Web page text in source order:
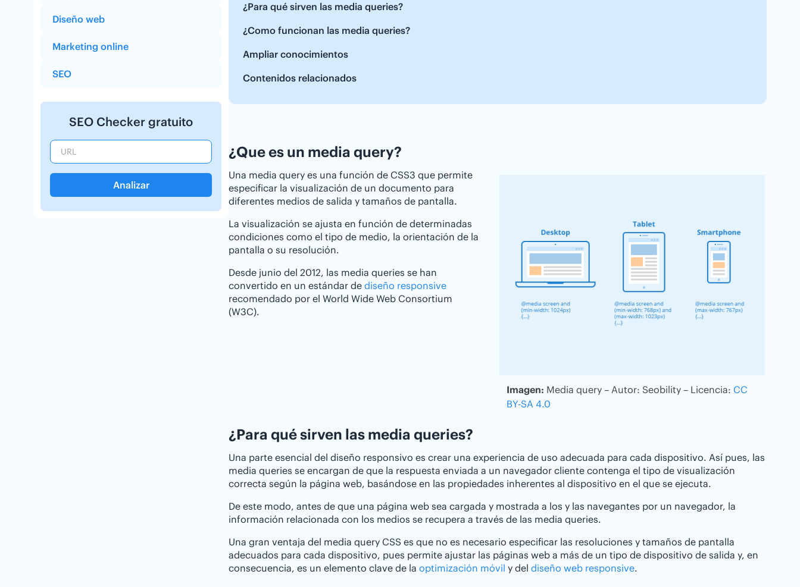
Diseño web
Marketing online
SEO
SEO Checker gratuito
Analizar
¿Para qué sirven las media queries?
¿Como funcionan las media queries?
Ampliar conocimientos
Contenidos relacionados
¿Que es un media query?
Imagen: Media query – Autor: Seobility – Licencia: CC
BY-SA 4.0
Una media query es una función de CSS3 que permite
especificar la visualización de un documento para
diferentes medios de salida y tamaños de pantalla.
La visualización se ajusta en función de determinadas
condiciones como el tipo de medio, la orientación de la
pantalla o su resolución.
Desde junio del 2012, las media queries se han
convertido en un estándar de diseño responsive
recomendado por el World Wide Web Consortium
(W3C).
¿Para qué sirven las media queries?
Una parte esencial del diseño responsivo es crear una experiencia de uso adecuada para cada dispositivo. Así pues, las
media queries se encargan de que la respuesta enviada a un navegador cliente contenga el tipo de visualización
correcta según la página web, basándose en las propiedades inherentes al dispositivo en el que se ejecuta.
De este modo, antes de que una página web sea cargada y mostrada a los y las navegantes por un navegador, la
información relacionada con los medios se recupera a través de las media queries.
Una gran ventaja del media query CSS es que no es necesario especificar las resoluciones y tamaños de pantalla
adecuados para cada dispositivo, pues permite ajustar las páginas web a más de un tipo de dispositivo de salida y, en
consecuencia, es un elemento clave de la optimización móvil y del diseño web responsive.